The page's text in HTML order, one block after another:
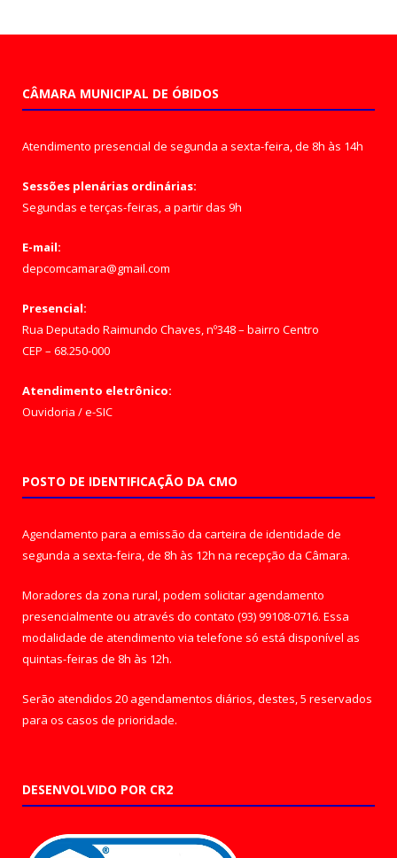
CÂMARA MUNICIPAL DE ÓBIDOS
Atendimento presencial de segunda a sexta-feira, de 8h às 14h
Sessões plenárias ordinárias:
Segundas e terças-feiras, a partir das 9h
E-mail:
depcomcamara@gmail.com
Presencial:
Rua Deputado Raimundo Chaves, nº348 – bairro Centro
CEP – 68.250-000
Atendimento eletrônico:
Ouvidoria /e-SIC
POSTO DE IDENTIFICAÇÃO DA CMO
Agendamento para a emissão da carteira de identidade de
segunda a sexta-feira, de 8h às 12h na recepção da Câmara.
Moradores da zona rural, podem solicitar agendamento
presencialmente ou através do contato (93) 99108-0716. Essa
modalidade de atendimento via telefone só está disponível as
quintas-feiras de 8h às 12h.
Serão atendidos 20 agendamentos diários, destes, 5 reservados
para os casos de prioridade.
DESENVOLVIDO POR CR2